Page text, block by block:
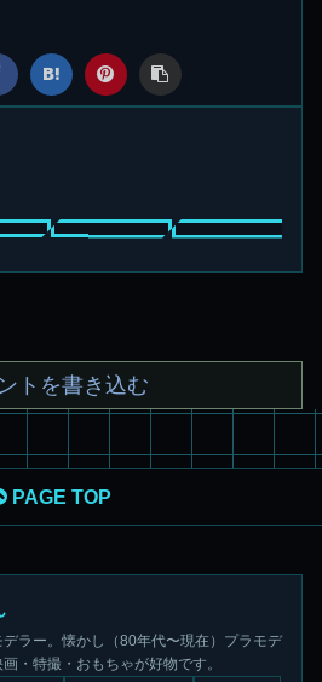
トを書き込む
PAGE TOP
ラー。懐かし（80年代〜現在）プラモデ
・特撮・おもちゃが好物です。